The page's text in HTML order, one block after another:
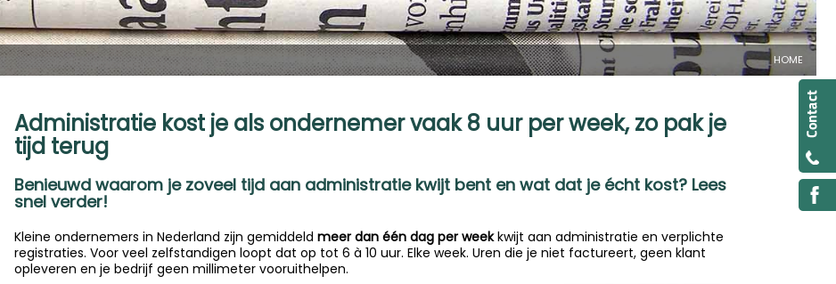
HOME
Administratie kost je als ondernemer vaak 8 uur per week, zo pak je
tijd terug
Benieuwd waarom je zoveel tijd aan administratie kwijt bent en wat dat je écht kost? Lees
snel verder!
Kleine ondernemers in Nederland zijn gemiddeld meer dan één dag per weekkwijt aan administratie en verplichte
registraties. Voor veel zelfstandigen loopt dat op tot 6 à 10 uur. Elke week. Uren die je niet factureert, geen klant
opleveren en je bedrijf geen millimeter vooruithelpen.